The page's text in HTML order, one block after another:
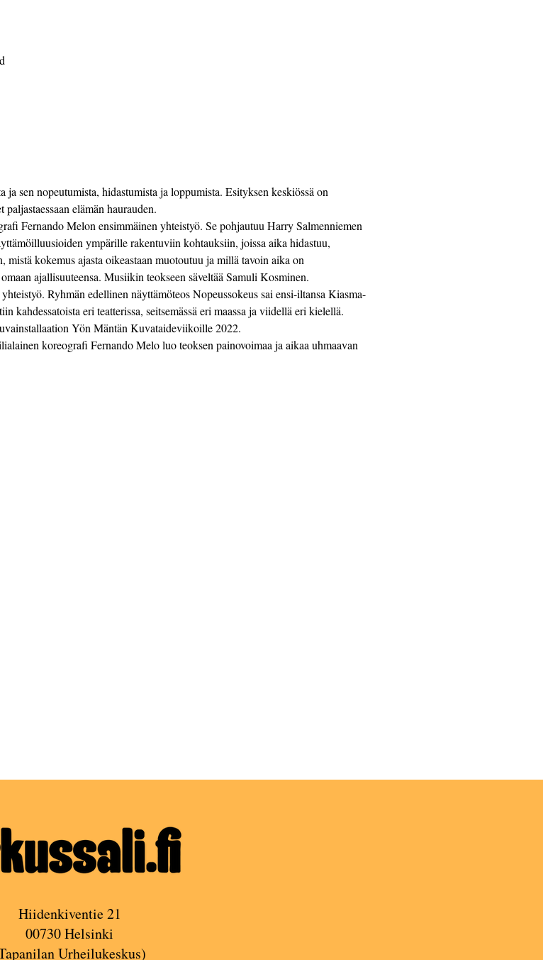
ja sen nopeutumista, hidastumista ja loppumista. Esityksen keskiössä on
elämän haurauden.
Fernando Melon ensimmäinen yhteistyö. Se pohjautuu Harry Salmenniemen
ympärille rakentuviin kohtauksiin, joissa aika hidastuu,
kokemus ajasta oikeastaan muotoutuu ja millä tavoin aika on
ajallisuuteensa. Musiikin teokseen säveltää Samuli Kosminen.
Ryhmän edellinen näyttämöteos Nopeussokeus sai ensi-iltansa Kiasma-
kahdessatoista eri teatterissa, seitsemässä eri maassa ja viidellä eri kielellä.
Yön Mäntän Kuvataideviikoille 2022.
koreografi Fernando Melo luo teoksen painovoimaa ja aikaa uhmaavan
Hiidenkiventie 21
00730 Helsinki
Urheilukeskus)